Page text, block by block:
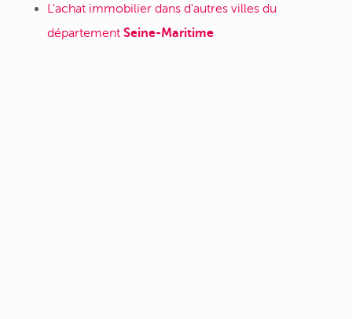
L'achat immobilier dans d'autres villes du
département Seine-Maritime